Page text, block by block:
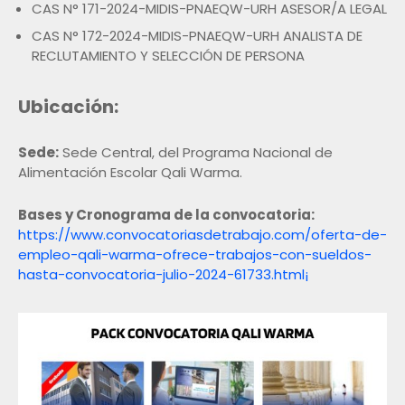
CAS N° 171-2024-MIDIS-PNAEQW-URH ASESOR/A LEGAL
CAS N° 172-2024-MIDIS-PNAEQW-URH ANALISTA DE
RECLUTAMIENTO Y SELECCIÓN DE PERSONA
Ubicación:
Sede:Sede Central, del Programa Nacional de
Alimentación Escolar Qali Warma.
Bases y Cronograma de la convocatoria:
https://www.convocatoriasdetrabajo.com/oferta-de-
empleo-qali-warma-ofrece-trabajos-con-sueldos-
hasta-convocatoria-julio-2024-61733.html¡